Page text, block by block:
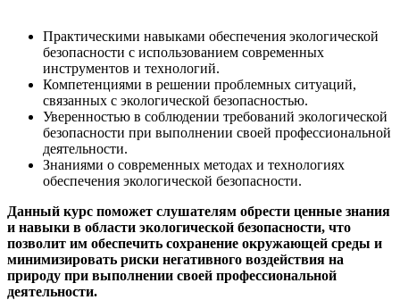
Практическими навыками обеспечения экологической
безопасности с использованием современных
инструментов и технологий.
Компетенциями в решении проблемных ситуаций,
связанных с экологической безопасностью.
Уверенностью в соблюдении требований экологической
безопасности при выполнении своей профессиональной
деятельности.
Знаниями о современных методах и технологиях
обеспечения экологической безопасности.
Данный курс поможет слушателям обрести ценные знания
и навыки в области экологической безопасности, что
позволит им обеспечить сохранение окружающей среды и
минимизировать риски негативного воздействия на
природу при выполнении своей профессиональной
деятельности.